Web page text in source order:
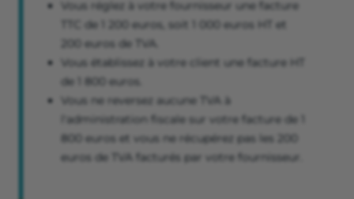
Vous réglez à votre fournisseur une facture
TTC de 1 200 euros, soit 1 000 euros HT et
200 euros de TVA.
Vous établissez à votre client une facture HT
de 1 800 euros.
Vous ne reversez aucune TVA à
l'administration fiscale sur votre facture de 1
800 euros et vous ne récupérez pas les 200
euros de TVA facturés par votre fournisseur.